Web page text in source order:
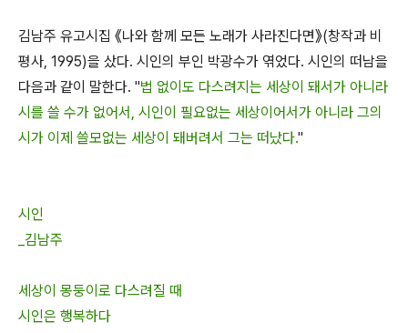
김남주 유고시집 《나와 함께 모든 노래가 사라진다면》(창작과 비
평사, 1995)을 샀다. 시인의 부인 박광수가 엮었다. 시인의 떠남을
다음과 같이 말한다. "법 없이도 다스려지는 세상이 돼서가 아니라
시를 쓸 수가 없어서, 시인이 필요없는 세상이어서가 아니라 그의
시가 이제 쓸모없는 세상이 돼버려서 그는 떠났다."
시인
_김남주
세상이 몽둥이로 다스려질 때
시인은 행복하다